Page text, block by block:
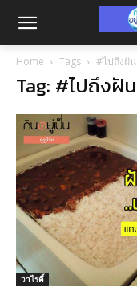
Home Tags #ไปถึงฝัน
Tag: #ไปถึงฝัน
วาไรตี้